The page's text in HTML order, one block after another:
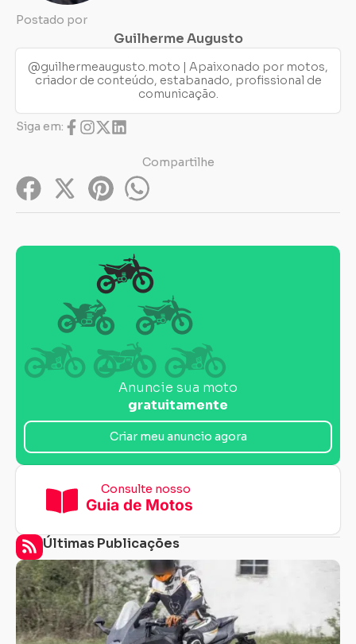
Postado por
Guilherme Augusto
@guilhermeaugusto.moto | Apaixonado por motos,
criador de conteúdo, estabanado, profissional de
comunicação.
Siga em:
Compartilhe
Anuncie sua moto
gratuitamente
Criar meu anuncio agora
Consulte nosso
Guia de Motos
Últimas Publicações